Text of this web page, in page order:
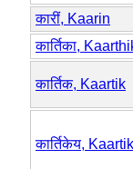
कारीं, Kaarin
कार्तिका,
कार्तिक, Kaartik
कार्तिकेय,